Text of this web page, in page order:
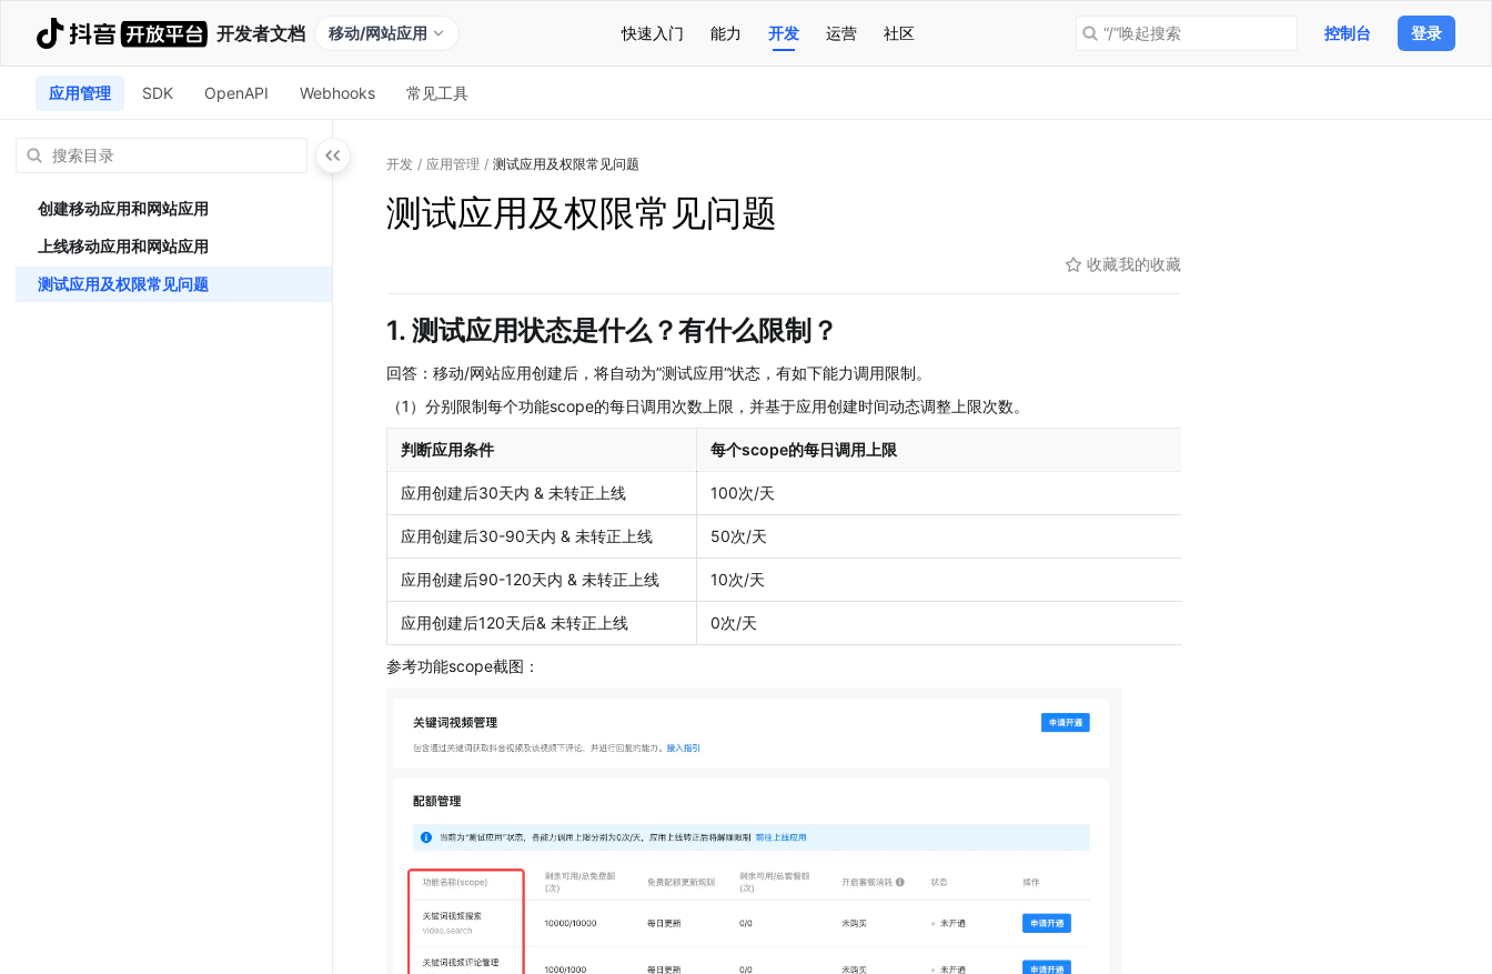
开发者文档 移动/网站应用 快速入门 能力 开发 运营 社区 “/”唤起搜索 控制台 登录
应用管理 SDK OpenAPI Webhooks 常见工具
创建移动应用和网站应用
上线移动应用和网站应用
测试应用及权限常见问题
开发 / 应用管理 / 测试应用及权限常见问题
测试应用及权限常见问题
收藏我的收藏
1. 测试应用状态是什么？有什么限制？
回答：移动/网站应用创建后，将自动为”测试应用“状态，有如下能力调用限制。
（1）分别限制每个功能scope的每日调用次数上限，并基于应用创建时间动态调整上限次数。
判断应用条件 每个scope的每日调用上限
应用创建后30天内 & 未转正上线 100次/天
应用创建后30-90天内 & 未转正上线 50次/天
应用创建后90-120天内 & 未转正上线 10次/天
应用创建后120天后& 未转正上线 0次/天
参考功能scope截图：